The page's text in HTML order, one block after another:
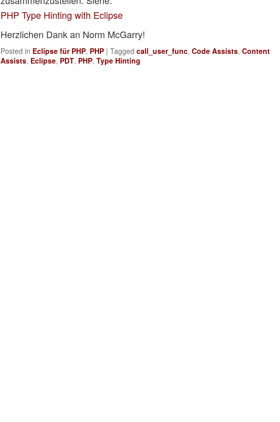
PHP Type Hinting with Eclipse
Herzlichen Dank an Norm McGarry!
Posted in Eclipse für PHP, PHP | Tagged call_user_func, Code Assists, Content
Assists, Eclipse, PDT, PHP, Type Hinting